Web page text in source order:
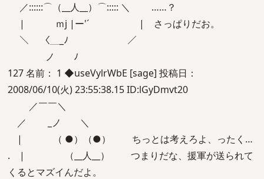
／::::::⌒（__人__）⌒::::: ＼ ……？
| ｍj |ー'´ | さっぱりだお。
＼ 〈＿_ﾉ ／
ノ ﾉ
127 名前： 1 ◆useVylrWbE [sage] 投稿日：
2008/06/10(火) 23:55:38.15 ID:lGyDmvt20
／￣￣＼
／ _ノ ＼
| （ ●）（●） ちっとは考えろよ、ったく…
. | （__人__） つまりだな、援軍が送られて
くるとマズイんだよ。